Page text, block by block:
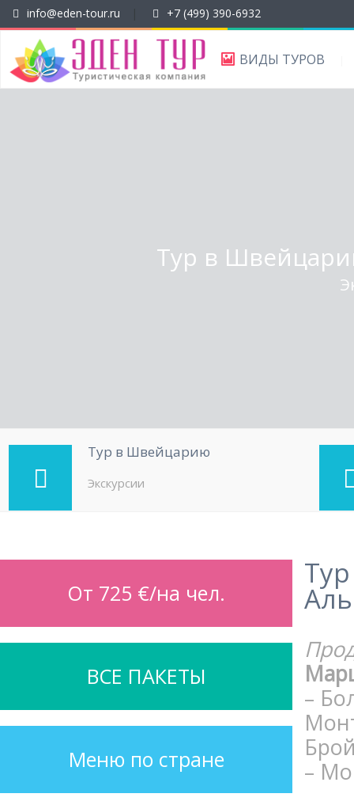
info@eden-tour.ru +7 (499) 390-6932
ВИДЫ ТУРОВ
Тур в
Тур в Швейцарию
Экскурсии
От 725 €/на чел.
ВСЕ ПАКЕТЫ
Меню по стране
–
–